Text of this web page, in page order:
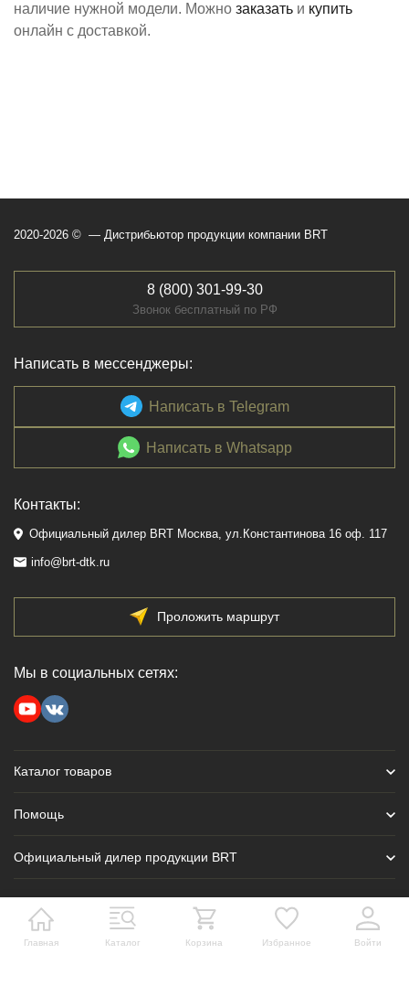
наличие нужной модели. Можно заказать и купить
онлайн с доставкой.
Главная Каталог Корзина Избранное Войти
2020-2026 © — Дистрибьютор продукции компании BRT
8 (800) 301-99-30
Звонок бесплатный по РФ
Написать в мессенджеры:
Написать в Telegram
Написать в Whatsapp
Контакты:
Официальный дилер BRT Москва, ул.Константинова 16 оф. 117
info@brt-dtk.ru
Проложить маршрут
Мы в социальных сетях:
Каталог товаров
Помощь
Официальный дилер продукции BRT